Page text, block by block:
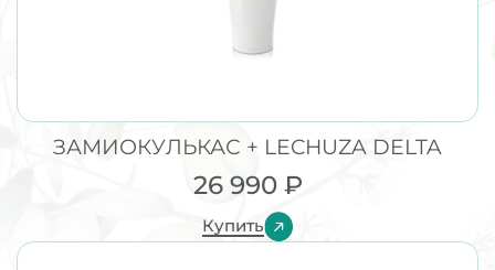
ЗАМИОКУЛЬКАС + LECHUZA DELTA
26 990 ₽
Купить